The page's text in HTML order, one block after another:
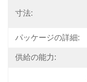
寸法:
パッケージの詳細:
供給の能力: